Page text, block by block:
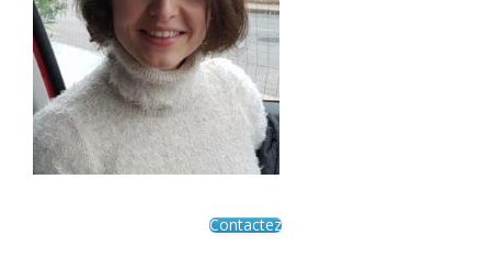
Contactez